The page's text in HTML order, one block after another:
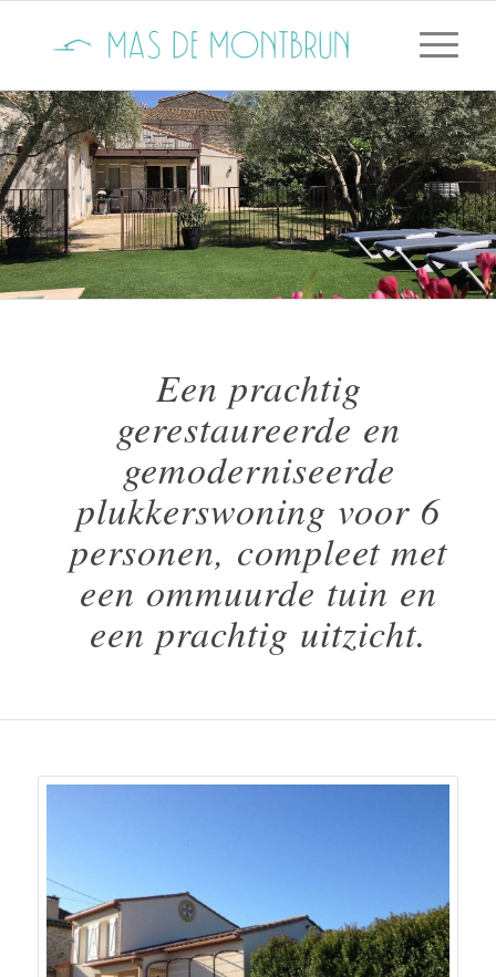
Een prachtig
gerestaureerde en
gemoderniseerde
plukkerswoning voor 6
personen, compleet met
een ommuurde tuin en
een prachtig uitzicht.